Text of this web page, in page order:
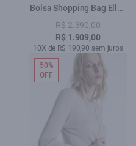
Bolsa Shopping Bag Ellus
Leather Preto
R$ 2.390,00
R$ 1.909,00
10X de R$ 190,90 sem juros
50%
OFF